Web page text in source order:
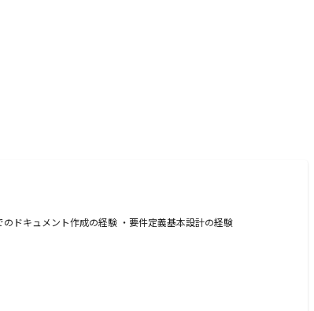
ドキュメント作成の経験 ・要件定義基本設計の経験